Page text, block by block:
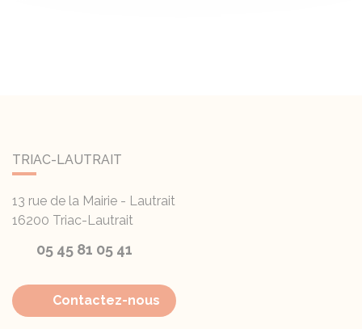
TRIAC-LAUTRAIT
13 rue de la Mairie - Lautrait
16200 Triac-Lautrait
05 45 81 05 41
Contactez-nous